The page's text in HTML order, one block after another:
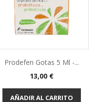
Prodefen Gotas 5 Ml -...
13,00 €
AÑADIR AL CARRITO